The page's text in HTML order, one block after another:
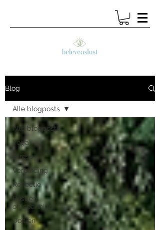
Blog
Alle blogposts
Yoga
Stress
Verbinding
Reflectie
Rust en
ontspanning
Doelen
Alle blogposts